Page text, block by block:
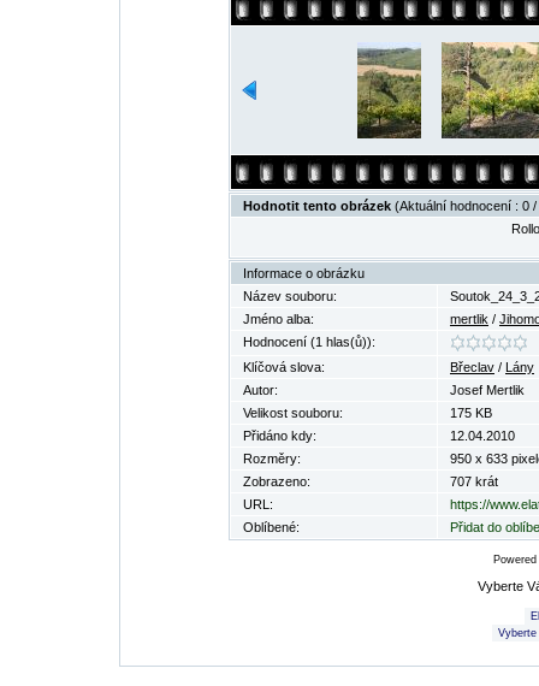
Hodnotit tento obrázek (Aktuální hodnocení : 0
Informace o obrázku
Název souboru:
Jméno alba:
mertlik /
Hodnocení (1 hlas(ů)):
Klíčová slova:
Břeclav / Lány
Autor:
Josef Mertlik
Velikost souboru:
175 KB
Přidáno kdy:
12.04.2010
Rozměry:
950 x 633
Zobrazeno:
707 krát
URL:
https://
Oblíbené:
Přidat do
Vyberte